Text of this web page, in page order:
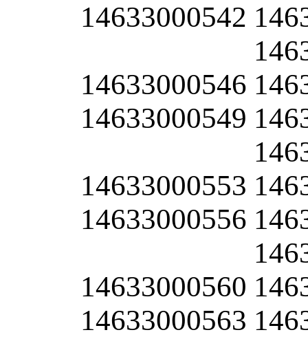
14633000542
14633000546
14633000549
14633000553
14633000556
14633000560
14633000563